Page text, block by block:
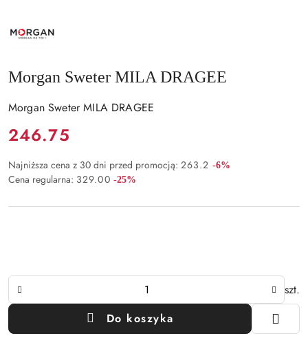
PRODUCENTA:
MORGAN
Morgan Sweter MILA DRAGEE
Morgan Sweter MILA DRAGEE
Cena:
246.75
Najniższa cena z 30 dni przed promocją: 263.2 Rabat:
-6%
Cena regularna: 329.00 Rabat:
-25%
szt.
Do koszyka